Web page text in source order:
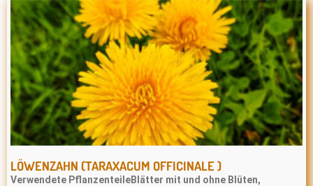
LÖWENZAHN (TARAXACUM OFFICINALE )
Verwendete PflanzenteileBlätter mit und ohne Blüten,